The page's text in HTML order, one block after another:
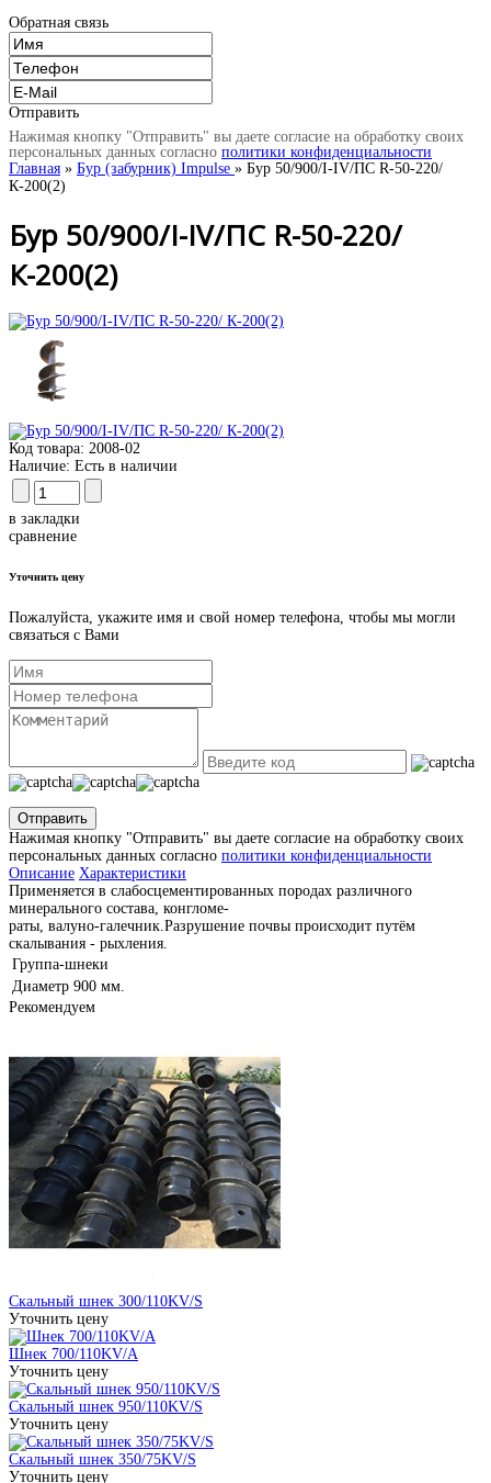
Обратная связь
Отправить
Нажимая кнопку "Отправить" вы даете согласие на обработку своих
персональных данных согласно политики конфиденциальности
Главная » Бур (забурник) Impulse » Бур 50/900/I-IV/ПС R-50-220/
К-200(2)
Бур 50/900/I-IV/ПС R-50-220/
К-200(2)
Код товара: 2008-02
Наличие: Есть в наличии
в закладки
сравнение
Уточнить цену
Пожалуйста, укажите имя и свой номер телефона, чтобы мы могли
связаться с Вами
Отправить
Нажимая кнопку "Отправить" вы даете согласие на обработку своих
персональных данных согласно политики конфиденциальности
Описание Характеристики
Применяется в слабосцементированных породах различного
минерального состава, конгломе-
раты, валуно-галечник.Разрушение почвы происходит путём
скалывания - рыхления.
Группа-шнеки
Диаметр 900 мм.
Рекомендуем
Скальный шнек 300/110KV/S
Уточнить цену
Шнек 700/110KV/A
Уточнить цену
Скальный шнек 950/110KV/S
Уточнить цену
Скальный шнек 350/75KV/S
Уточнить цену